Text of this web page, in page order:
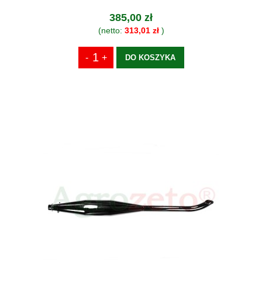
385,00 zł
(netto: 313,01 zł)
DO KOSZYKA